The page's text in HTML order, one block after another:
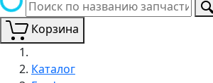
Корзина
Каталог